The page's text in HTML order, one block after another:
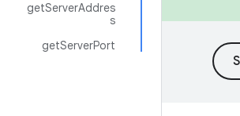
getServerAddres
s
getServerPort